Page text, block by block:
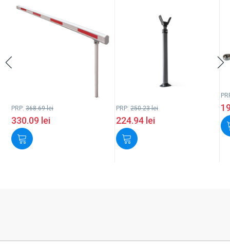
PRP: 368.69lei
330.09 lei
PRP: 250.23lei
224.94 lei